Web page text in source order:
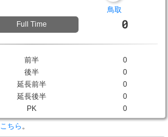
鳥取
Full Time 0
前半
0
後半
0
延長前半
0
延長後半
0
PK 0
こちら 。